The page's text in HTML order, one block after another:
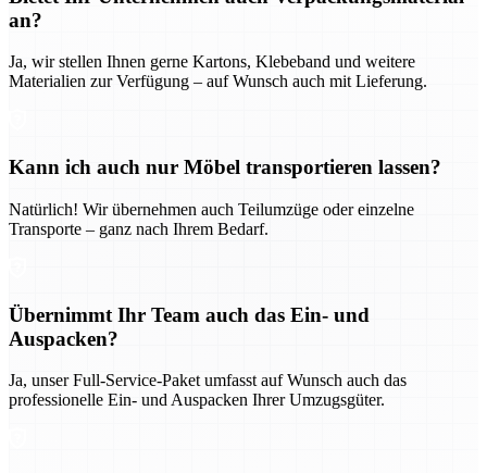
an?
Ja, wir stellen Ihnen gerne Kartons, Klebeband und weitere
Materialien zur Verfügung – auf Wunsch auch mit Lieferung.
Kann ich auch nur Möbel transportieren lassen?
Natürlich! Wir übernehmen auch Teilumzüge oder einzelne
Transporte – ganz nach Ihrem Bedarf.
Übernimmt Ihr Team auch das Ein- und
Auspacken?
Ja, unser Full-Service-Paket umfasst auf Wunsch auch das
professionelle Ein- und Auspacken Ihrer Umzugsgüter.